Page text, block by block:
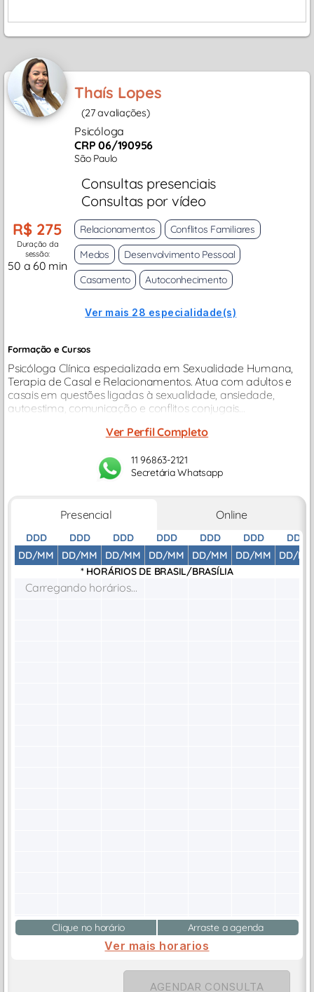
Thaís Lopes
(27 avaliações)
Psicóloga
CRP 06/190956
São Paulo
Consultas presenciais
Consultas por vídeo
R$ 275
Duração da
sessão:
50 a 60 min
Relacionamentos
Conflitos Familiares
Medos
Desenvolvimento Pessoal
Casamento
Autoconhecimento
Ver mais 28 especialidade(s)
Formação e Cursos
Psicóloga Clínica especializada em Sexualidade Humana,
Terapia de Casal e Relacionamentos. Atua com adultos e
casais em questões ligadas à sexualidade, ansiedade,
autoestima, comunicação e conflitos conjugais...
Ver Perfil Completo
11 96863-2121
Secretária Whatsapp
Presencial Online
DDD
DD/MM
DDD
DD/MM
DDD
DD/MM
DDD
DD/MM
DDD
DD/MM
DDD
DD/MM
DDD
DD/MM
* HORÁRIOS DE BRASIL/BRASÍLIA
Carregando horários...
Clique no horário Arraste a agenda
Ver mais horarios
AGENDAR CONSULTA